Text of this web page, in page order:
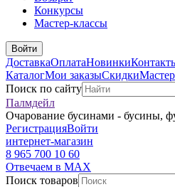
Конкурсы
Мастер-классы
Войти
ДоставкаОплатаНовинки
КаталогМои заказыСкидки
Поиск по сайту
Палмдейл
Очарование бусинами - бусины,
РегистрацияВойти
интернет-магазин
8 965 700 10 60
Отвечаем в MAX
Поиск товаров